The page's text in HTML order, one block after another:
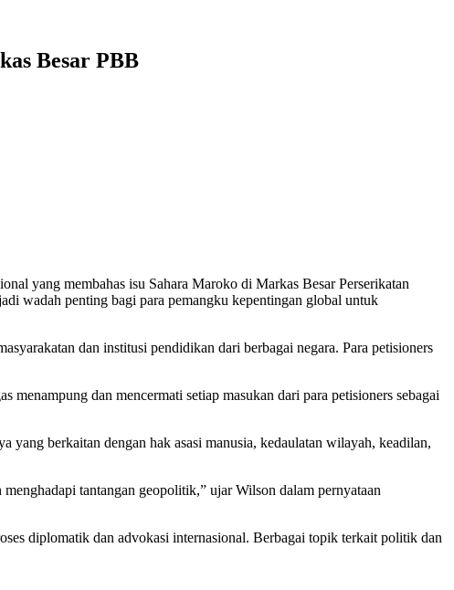
Besar PBB
yang membahas isu Sahara Maroko di Markas Besar Perserikatan
wadah penting bagi para pemangku kepentingan global untuk
dan institusi pendidikan dari berbagai negara. Para petisioners
dan mencermati setiap masukan dari para petisioners sebagai
berkaitan dengan hak asasi manusia, kedaulatan wilayah, keadilan,
tantangan geopolitik,” ujar Wilson dalam pernyataan
diplomatik dan advokasi internasional. Berbagai topik terkait politik dan